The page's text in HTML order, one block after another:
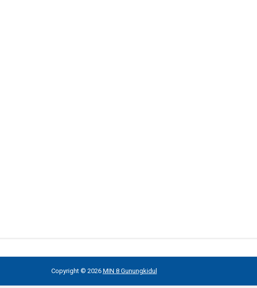
Copyright © 2026 MIN 8 Gunungkidul